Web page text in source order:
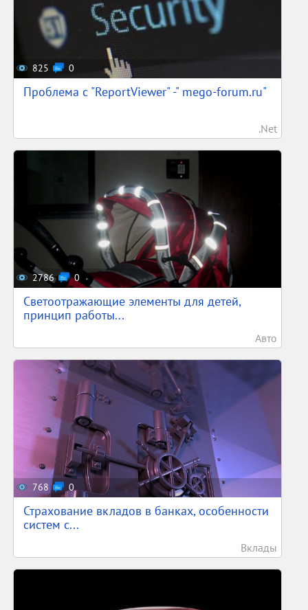
825 0
Проблема с "ReportViewer" -" mego-forum.ru"
.Net
2786 0
Светоотражающие элементы для детей,
принцип работы...
Авто
768 0
Страхование вкладов в банках, особенности
систем с...
Вклады